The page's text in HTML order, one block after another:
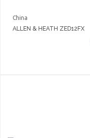
China
ALLEN & HEATH ZED12FX